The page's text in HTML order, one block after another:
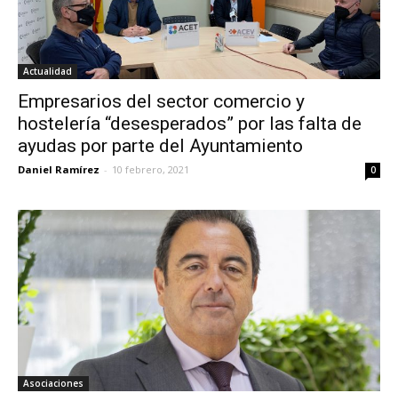
Actualidad
Empresarios del sector comercio y
hostelería “desesperados” por las falta de
ayudas por parte del Ayuntamiento
Daniel Ramírez - 10 febrero, 2021 0
Asociaciones